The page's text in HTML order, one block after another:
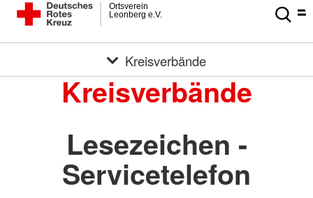
Leonberg e.V.
Ortsverein
Kreisverbände
Kreisverbände
Lesezeichen -
Servicetelefon